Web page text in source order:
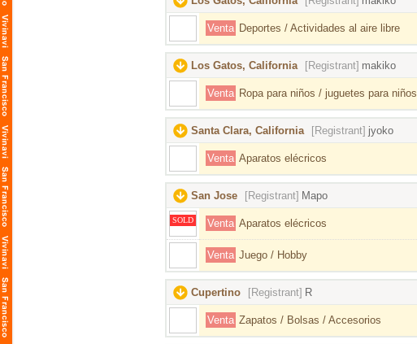
Venta Deportes / Actividades al aire libre
Los Gatos, California [Registrant] makiko
Venta Ropa para niños / juguetes para niños
Santa Clara, California [Registrant] jyoko
Venta Aparatos elécricos
San Jose [Registrant] Mapo
SOLD Venta Aparatos elécricos
Venta Juego / Hobby
Cupertino [Registrant] R
Venta Zapatos / Bolsas / Accesorios